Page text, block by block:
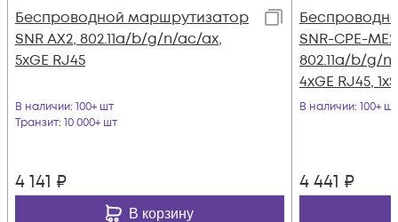
Беспроводной маршрутизатор
SNR AX2, 802.11a/b/g/n/ac/ax,
5xGE RJ45
В наличии: 100+ шт
Транзит: 10 000+ шт
4 141 ₽
В корзину
SNR-CPE-
802.11a/b/g/n,
4xGE RJ45,
В наличии: 100+ шт
4 441 ₽